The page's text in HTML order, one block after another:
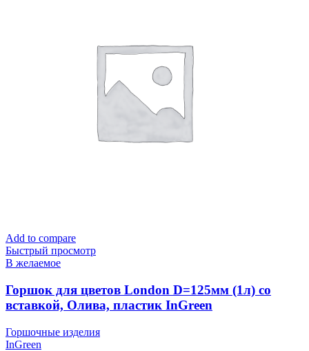
Add to compare
Быстрый просмотр
В желаемое
Горшок для цветов London D=125мм (1л) со
вставкой, Олива, пластик InGreen
Горшочные изделия
InGreen